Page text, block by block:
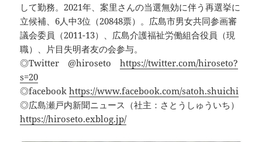
して勤務。2021年、案里さんの当選無効に伴う再選挙に
立候補、6人中3位（20848票）。広島市男女共同参画審
議会委員（2011-13）、広島介護福祉労働組合役員（現
職）、片目失明者友の会参与。
◎Twitter @hirosetohttps://twitter.com/hiroseto?
s=20
◎facebookhttps://www.facebook.com/satoh.shuichi
◎広島瀬戸内新聞ニュース（社主：さとうしゅういち）
https://hiroseto.exblog.jp/